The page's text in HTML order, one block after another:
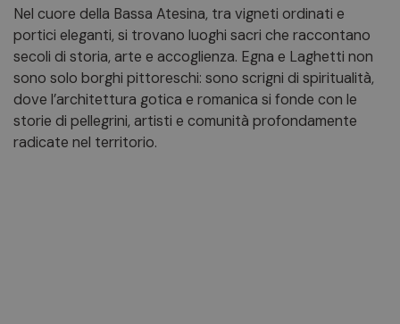
Nel cuore della Bassa Atesina, tra vigneti ordinati e
portici eleganti, si trovano luoghi sacri che raccontano
secoli di storia, arte e accoglienza. Egna e Laghetti non
sono solo borghi pittoreschi: sono scrigni di spiritualità,
dove l’architettura gotica e romanica si fonde con le
storie di pellegrini, artisti e comunità profondamente
radicate nel territorio.